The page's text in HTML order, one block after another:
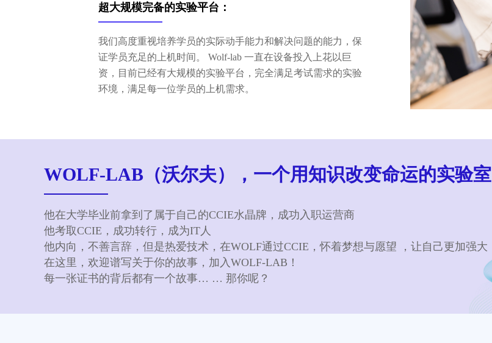
超大规模完备的实验平台：
我们高度重视培养学员的实际动手能力和解决问题的能力，保
证学员充足的上机时间。 Wolf-lab 一直在设备投入上花以巨
资，目前已经有大规模的实验平台，完全满足考试需求的实验
环境，满足每一位学员的上机需求。
WOLF-LAB（沃尔夫），一个用知识改变命运的实验室
他在大学毕业前拿到了属于自己的CCIE水晶牌，成功入职运营商
他考取CCIE，成功转行，成为IT人
他内向，不善言辞，但是热爱技术，在WOLF通过CCIE，怀着梦想与愿望 ，让自己更加强大
在这里，欢迎谱写关于你的故事，加入WOLF-LAB！
每一张证书的背后都有一个故事… … 那你呢？